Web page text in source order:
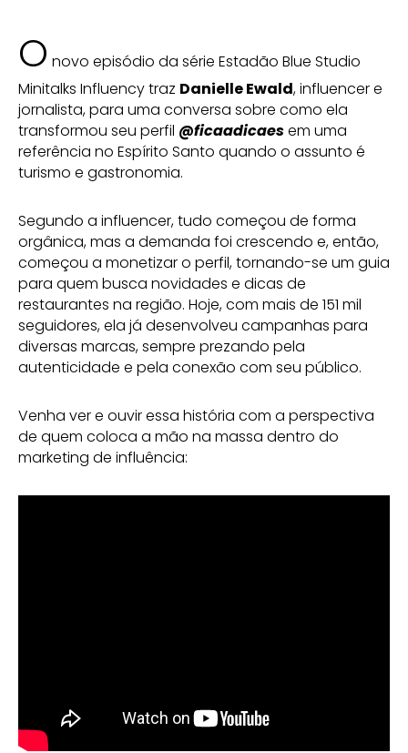
O novo episódio da série Estadão Blue Studio
Minitalks Influency traz Danielle Ewald, influencer e
jornalista, para uma conversa sobre como ela
transformou seu perfil @ficaadicaesem uma
referência no Espírito Santo quando o assunto é
turismo e gastronomia.
Segundo a influencer, tudo começou de forma
orgânica, mas a demanda foi crescendo e, então,
começou a monetizar o perfil, tornando-se um guia
para quem busca novidades e dicas de
restaurantes na região. Hoje, com mais de 151 mil
seguidores, ela já desenvolveu campanhas para
diversas marcas, sempre prezando pela
autenticidade e pela conexão com seu público.
Venha ver e ouvir essa história com a perspectiva
de quem coloca a mão na massa dentro do
marketing de influência: